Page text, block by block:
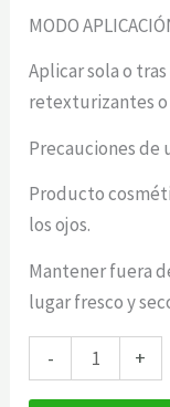
MODO
Aplicar sola o
retexturizantes
Precauciones de
Producto
los ojos.
Mantener fuera
lugar fresco y
-
Alba
+